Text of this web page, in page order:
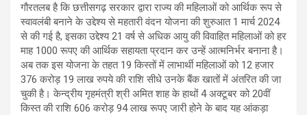
गौरतलब है कि छत्तीसगढ़ सरकार द्वारा राज्य की महिलाओं को आर्थिक रूप से
स्वावलंबी बनाने के उद्देश्य से महतारी वंदन योजना की शुरुआत 1 मार्च 2024
से की गई है, इसका उद्देश्य 21 वर्ष से अधिक आयु की विवाहित महिलाओं को हर
माह 1000 रूपए की आर्थिक सहायता प्रदान कर उन्हें आत्मनिर्भर बनाना है।
अब तक इस योजना के तहत 19 किस्तों में लाभार्थी महिलाओं को 12 हजार
376 करोड़ 19 लाख रुपये की राशि सीधे उनके बैंक खातों में अंतरित की जा
चुकी है। केन्द्रीय गृहमंत्री श्री अमित शाह के हाथों 4 अक्टूबर को 20वीं
किस्त की राशि 606 करोड़ 94 लाख रूपए जारी होने के बाद यह आंकड़ा